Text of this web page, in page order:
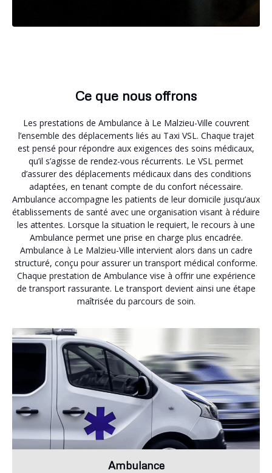
Ce que nous offrons
Les prestations de Ambulance à Le Malzieu-Ville couvrent
l’ensemble des déplacements liés au Taxi VSL. Chaque trajet
est pensé pour répondre aux exigences des soins médicaux,
qu’il s’agisse de rendez-vous récurrents. Le VSL permet
d’assurer des déplacements médicaux dans des conditions
adaptées, en tenant compte de du confort nécessaire.
Ambulance accompagne les patients de leur domicile jusqu’aux
établissements de santé avec une organisation visant à réduire
les attentes. Lorsque la situation le requiert, le recours à une
Ambulance permet une prise en charge plus encadrée.
Ambulance à Le Malzieu-Ville intervient alors dans un cadre
structuré, conçu pour assurer un transport médical conforme.
Chaque prestation de Ambulance vise à offrir une expérience
de transport rassurante. Le transport devient ainsi une étape
maîtrisée du parcours de soin.
Ambulance